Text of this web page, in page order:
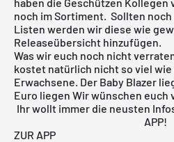
noch im Sortiment. Sollten
Listen werden wir diese wie
Releaseübersicht hinzufügen.
Was wir euch noch nicht
kostet natürlich nicht so viel
Erwachsene. Der Baby Blazer
Euro liegen Wir wünschen euch
Ihr wollt immer die neusten
APP!
ZUR APP